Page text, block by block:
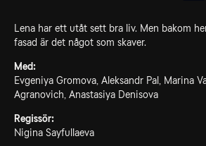
Lena har ett utåt sett bra liv. Men bakom
fasad är det något som skaver.
Med:
Evgeniya Gromova, Aleksandr Pal, Marina
Agranovich, Anastasiya Denisova
Regissör:
Nigina Sayfullaeva